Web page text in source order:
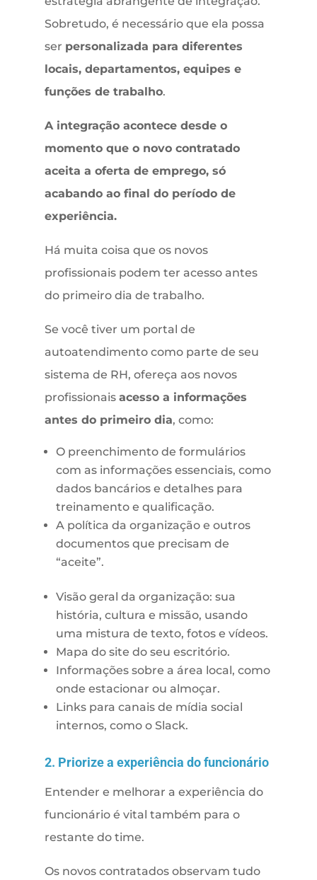
Sobretudo, é necessário que ela possa
ser personalizada para diferentes
locais, departamentos, equipes e
funções de trabalho.
A integração acontece desde o
momento que o novo contratado
aceita a oferta de emprego, só
acabando ao final do período de
experiência.
Há muita coisa que os novos
profissionais podem ter acesso antes
do primeiro dia de trabalho.
Se você tiver um portal de
autoatendimento como parte de seu
sistema de RH, ofereça aos novos
profissionais acesso a informações
antes do primeiro dia, como:
O preenchimento de formulários
com as informações essenciais, como
dados bancários e detalhes para
treinamento e qualificação.
A política da organização e outros
documentos que precisam de
“aceite”.
Visão geral da organização: sua
história, cultura e missão, usando
uma mistura de texto, fotos e vídeos.
Mapa do site do seu escritório.
Informações sobre a área local, como
onde estacionar ou almoçar.
Links para canais de mídia social
internos, como o Slack.
2. Priorize a experiência do funcionário
Entender e melhorar a experiência do
funcionário é vital também para o
restante do time.
Os novos contratados observam tudo